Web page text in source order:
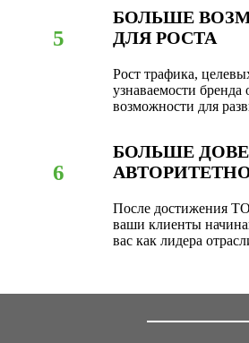
5
БОЛЬШЕ
ДЛЯ РОСТА
Рост трафика,
узнаваемости
возможности для
6
БОЛЬШЕ
После достижения
ваши клиенты
вас как лидера